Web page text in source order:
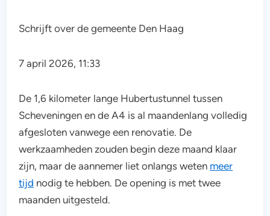
Schrijft over de gemeente Den Haag
7 april 2026, 11:33
De 1,6 kilometer lange Hubertustunnel tussen
Scheveningen en de A4 is al maandenlang volledig
afgesloten vanwege een renovatie. De
werkzaamheden zouden begin deze maand klaar
zijn, maar de aannemer liet onlangs weten meer
tijd nodig te hebben. De opening is met twee
maanden uitgesteld.